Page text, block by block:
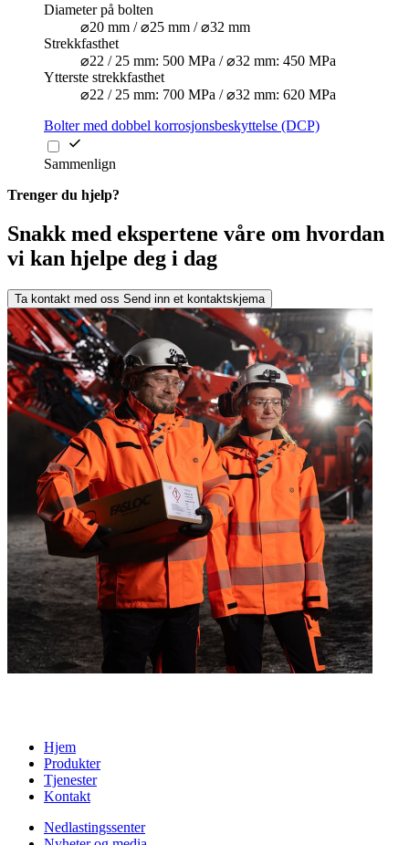
Diameter på bolten
⌀20 mm / ⌀25 mm / ⌀32 mm
Strekkfasthet
⌀22 / 25 mm: 500 MPa / ⌀32 mm: 450 MPa
Ytterste strekkfasthet
⌀22 / 25 mm: 700 MPa / ⌀32 mm: 620 MPa
Bolter med dobbel korrosjonsbeskyttelse (DCP)
Sammenlign
Trenger du hjelp?
Snakk med ekspertene våre om hvordan
vi kan hjelpe deg i dag
Ta kontakt med oss Send inn et kontaktskjema
Hjem
Produkter
Tjenester
Kontakt
Nedlastingssenter